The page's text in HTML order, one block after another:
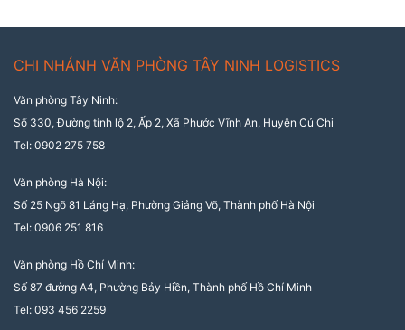
CHI NHÁNH VĂN PHÒNG TÂY NINH LOGISTICS
Văn phòng Tây Ninh:
Số 330, Đường tỉnh lộ 2, Ấp 2, Xã Phước Vĩnh An, Huyện Củ Chi
Tel: 0902 275 758
Văn phòng Hà Nội:
Số 25 Ngõ 81 Láng Hạ, Phường Giảng Võ, Thành phố Hà Nội
Tel: 0906 251 816
Văn phòng Hồ Chí Minh:
Số 87 đường A4, Phường Bảy Hiền, Thành phố Hồ Chí Minh
Tel: 093 456 2259